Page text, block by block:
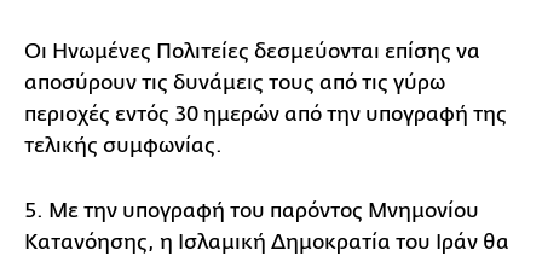
Οι Ηνωμένες Πολιτείες δεσμεύονται επίσης να
αποσύρουν τις δυνάμεις τους από τις γύρω
περιοχές εντός 30 ημερών από την υπογραφή της
τελικής συμφωνίας.
5. Με την υπογραφή του παρόντος Μνημονίου
Κατανόησης, η Ισλαμική Δημοκρατία του Ιράν θα